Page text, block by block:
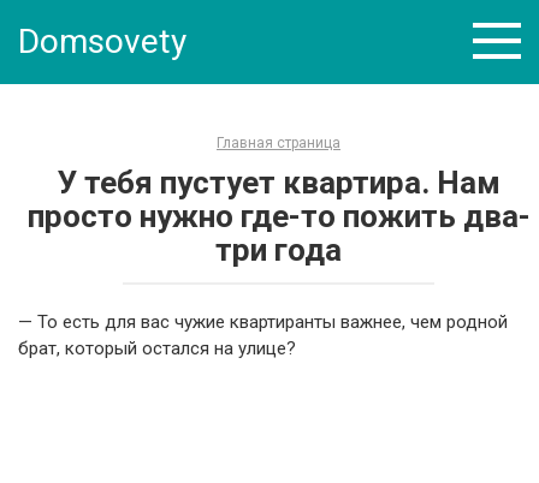
Domsovety
Главная страница
У тебя пустует квартира. Нам
просто нужно где-то пожить два-
три года
— То есть для вас чужие квартиранты важнее, чем родной
брат, который остался на улице?